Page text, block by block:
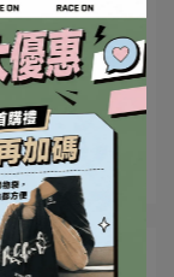
doi:10.1001